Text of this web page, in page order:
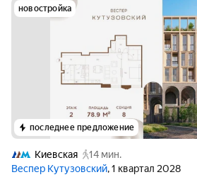
новостройка
последнее предложение
Киевская
14 мин.
Веспер Кутузовский, 1 квартал 2028